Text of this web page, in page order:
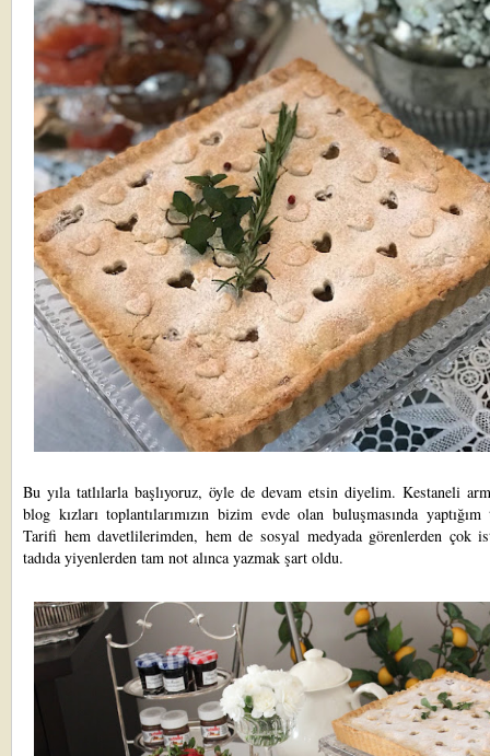
Bu yıla tatlılarla başlıyoruz, öyle de devam etsin diyelim. Kestaneli
blog kızları toplantılarımızın bizim evde olan buluşmasında
Tarifi hem davetlilerimden, hem de sosyal medyada görenlerden çok
tadıda yiyenlerden tam not alınca yazmak şart oldu.